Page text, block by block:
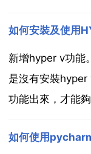
啟動，hyper v新
64位系統的，所
如何安裝及使用
新增hyper v功能
是沒有安裝hyper
功能出來，才能
步。hyper v簡介
如何使用